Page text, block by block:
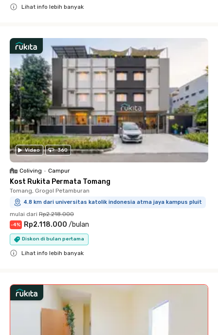
Lihat info lebih banyak
Video 360
Coliving • Campur
Kost Rukita Permata Tomang
Tomang, Grogol Petamburan
4.8 km dari universitas katolik indonesia atma jaya kampus pluit
mulai dari Rp2.218.000
-4% Rp2.118.000 /bulan
Diskon di bulan pertama
Lihat info lebih banyak